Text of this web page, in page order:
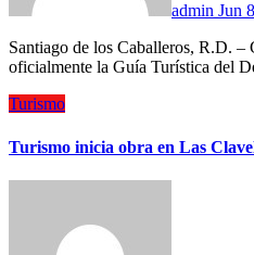
admin Jun
Santiago de los Caballeros, R.D. – Grupo Sarma presentará
oficialmente la Guía Turística del
Turismo
Turismo inicia obra en Las